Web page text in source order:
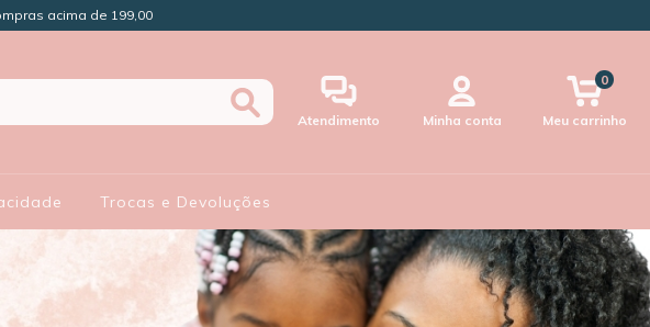
acima de 199,00
Atendimento Minha conta Meu carrinho
0
Trocas e Devoluções